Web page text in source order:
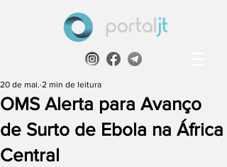
OMS Alerta para Avanço
de Surto de Ebola na África
Central
20 de mai. 2 min de leitura